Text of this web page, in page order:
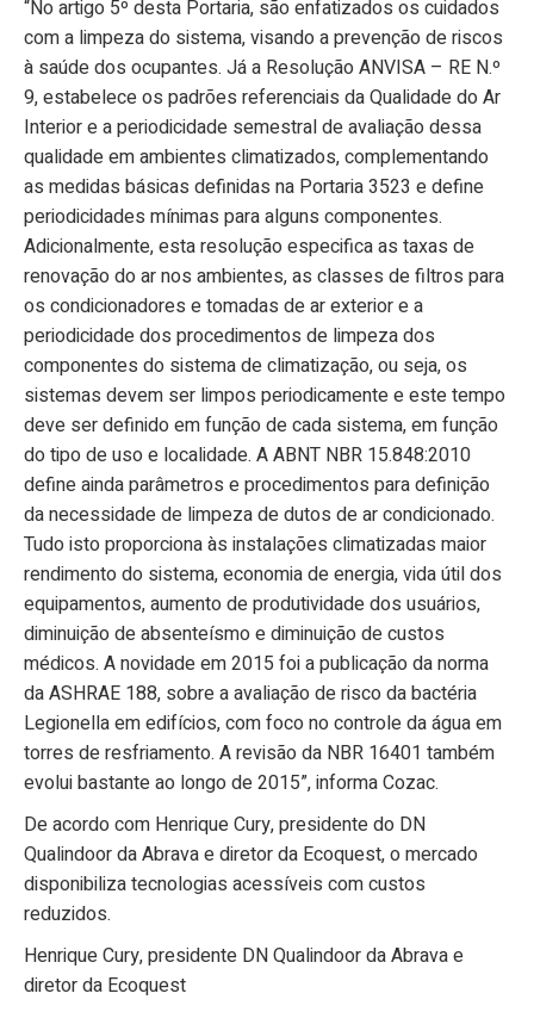
“No artigo 5º desta Portaria, são enfatizados os cuidados
com a limpeza do sistema, visando a prevenção de riscos
à saúde dos ocupantes. Já a Resolução ANVISA – RE N.º
9, estabelece os padrões referenciais da Qualidade do Ar
Interior e a periodicidade semestral de avaliação dessa
qualidade em ambientes climatizados, complementando
as medidas básicas definidas na Portaria 3523 e define
periodicidades mínimas para alguns componentes.
Adicionalmente, esta resolução especifica as taxas de
renovação do ar nos ambientes, as classes de filtros para
os condicionadores e tomadas de ar exterior e a
periodicidade dos procedimentos de limpeza dos
componentes do sistema de climatização, ou seja, os
sistemas devem ser limpos periodicamente e este tempo
deve ser definido em função de cada sistema, em função
do tipo de uso e localidade. A ABNT NBR 15.848:2010
define ainda parâmetros e procedimentos para definição
da necessidade de limpeza de dutos de ar condicionado.
Tudo isto proporciona às instalações climatizadas maior
rendimento do sistema, economia de energia, vida útil dos
equipamentos, aumento de produtividade dos usuários,
diminuição de absenteísmo e diminuição de custos
médicos. A novidade em 2015 foi a publicação da norma
da ASHRAE 188, sobre a avaliação de risco da bactéria
Legionella em edifícios, com foco no controle da água em
torres de resfriamento. A revisão da NBR 16401 também
evolui bastante ao longo de 2015”, informa Cozac.
De acordo com Henrique Cury, presidente do DN
Qualindoor da Abrava e diretor da Ecoquest, o mercado
disponibiliza tecnologias acessíveis com custos
reduzidos.
Henrique Cury, presidente DN Qualindoor da Abrava e
diretor da Ecoquest